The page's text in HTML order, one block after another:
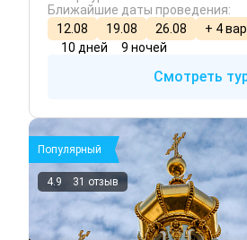
Ближайшие даты проведения:
12.08
19.08 26.08
+ 4
10 дней
9 ночей
Смотреть
Популярный
4.9 31 отзыв